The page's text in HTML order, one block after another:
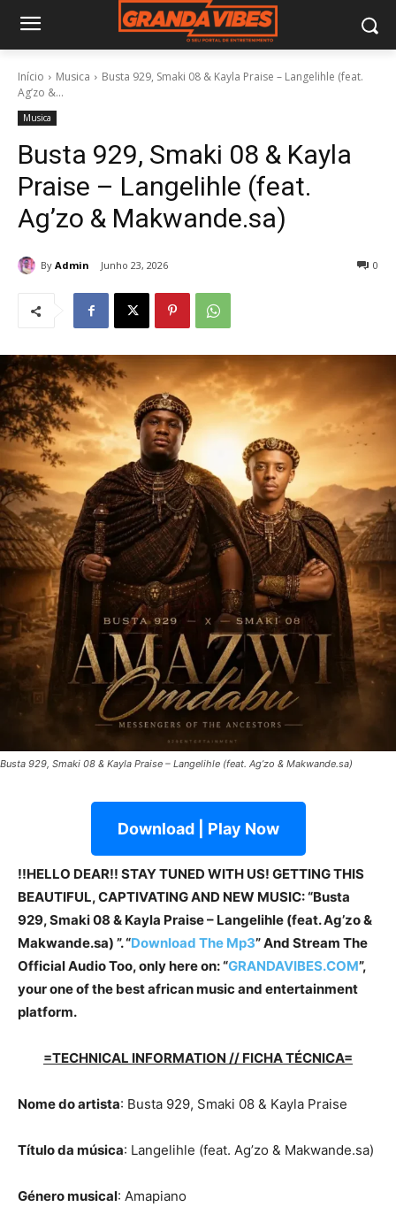
Início Musica
Busta 929, Smaki 08 & Kayla Praise – Langelihle (feat.
Ag’zo &...
Musica
Busta 929, Smaki 08 & Kayla
Praise – Langelihle (feat.
Ag’zo & Makwande.sa)
By Admin Junho 23, 2026 0
Busta 929, Smaki 08 & Kayla Praise – Langelihle (feat. Ag’zo & Makwande.sa)
Download | Play Now
!!HELLO DEAR!! STAY TUNED WITH US! GETTING THIS
BEAUTIFUL, CAPTIVATING AND NEW MUSIC: “Busta
929, Smaki 08 & Kayla Praise – Langelihle (feat. Ag’zo &
Makwande.sa) ”. “Download The Mp3”And Stream The
Official Audio Too, only here on: “GRANDAVIBES.COM”,
your one of the best african music and entertainment
platform.
=TECHNICAL INFORMATION // FICHA TÉCNICA=
Nome do artista: Busta 929, Smaki 08 & Kayla Praise
Título da música: Langelihle (feat. Ag’zo & Makwande.sa)
Género musical: Amapiano